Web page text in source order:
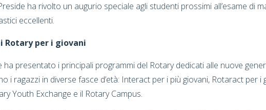
ha rivolto un augurio speciale agli studenti prossimi all’esame di
eccellenti.
Rotary per i giovani
ha presentato i principali programmi del Rotary dedicati alle nuove
i ragazzi in diverse fasce d’età: Interact per i più giovani, Rotaract per i
Youth Exchange e il Rotary Campus.